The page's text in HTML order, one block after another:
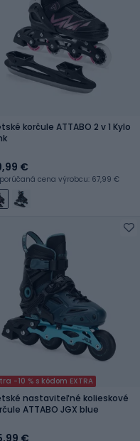
korčule ATTABO 2 v 1 Kylo
€
cena výrobcu: 67,99 €
-10 % s kódom EXTRA
nastaviteľné kolieskové
ATTABO JGX blue
€